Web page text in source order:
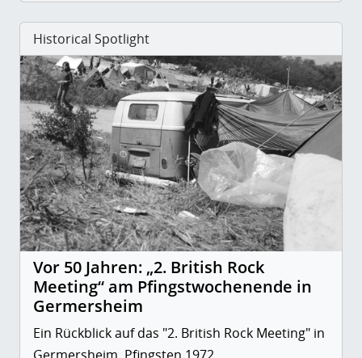
Historical Spotlight
Vor 50 Jahren: „2. British Rock
Meeting“ am Pfingstwochenende in
Germersheim
Ein Rückblick auf das "2. British Rock Meeting" in